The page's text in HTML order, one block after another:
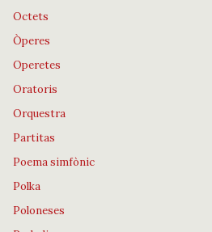
Octets
Òperes
Operetes
Oratoris
Orquestra
Partitas
Poema simfònic
Polka
Poloneses